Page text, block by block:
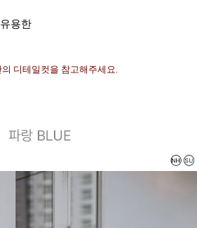
용한
디테일컷을 참고해주세요.